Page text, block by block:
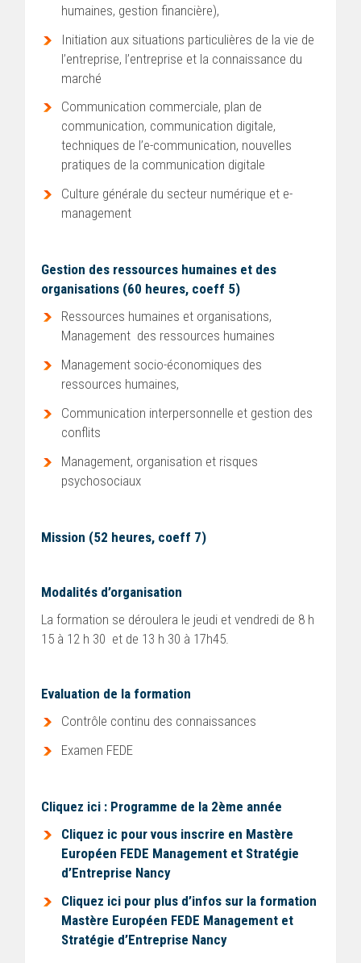
humaines, gestion financière),
Initiation aux situations particulières de la vie de
l’entreprise, l’entreprise et la connaissance du
marché
Communication commerciale, plan de
communication, communication digitale,
techniques de l’e-communication, nouvelles
pratiques de la communication digitale
Culture générale du secteur numérique et e-
management
Gestion des ressources humaines et des
organisations (60 heures, coeff 5)
Ressources humaines et organisations,
Management des ressources humaines
Management socio-économiques des
ressources humaines,
Communication interpersonnelle et gestion des
conflits
Management, organisation et risques
psychosociaux
Mission (52 heures, coeff 7)
Modalités d’organisation
La formation se déroulera le jeudi et vendredi de 8 h
15 à 12 h 30 et de 13 h 30 à 17h45.
Evaluation de la formation
Contrôle continu des connaissances
Examen FEDE
Cliquez ici : Programme de la 2ème année
Cliquez ic pour vous inscrire en Mastère
Européen FEDE Management et Stratégie
d’Entreprise Nancy
Cliquez ici pour plus d’infos sur la formation
Mastère Européen FEDE Management et
Stratégie d’Entreprise Nancy